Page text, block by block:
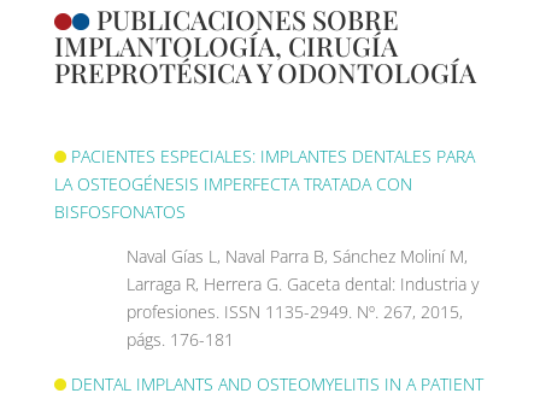
PUBLICACIONES SOBRE
IMPLANTOLOGÍA, CIRUGÍA
PREPROTÉSICA Y ODONTOLOGÍA
PACIENTES ESPECIALES: IMPLANTES DENTALES PARA
LA OSTEOGÉNESIS IMPERFECTA TRATADA CON
BISFOSFONATOS
Naval Gías L, Naval Parra B, Sánchez Moliní M,
Larraga R, Herrera G. Gaceta dental: Industria y
profesiones. ISSN 1135-2949. Nº. 267, 2015,
págs. 176-181
DENTAL IMPLANTS AND OSTEOMYELITIS IN A PATIENT